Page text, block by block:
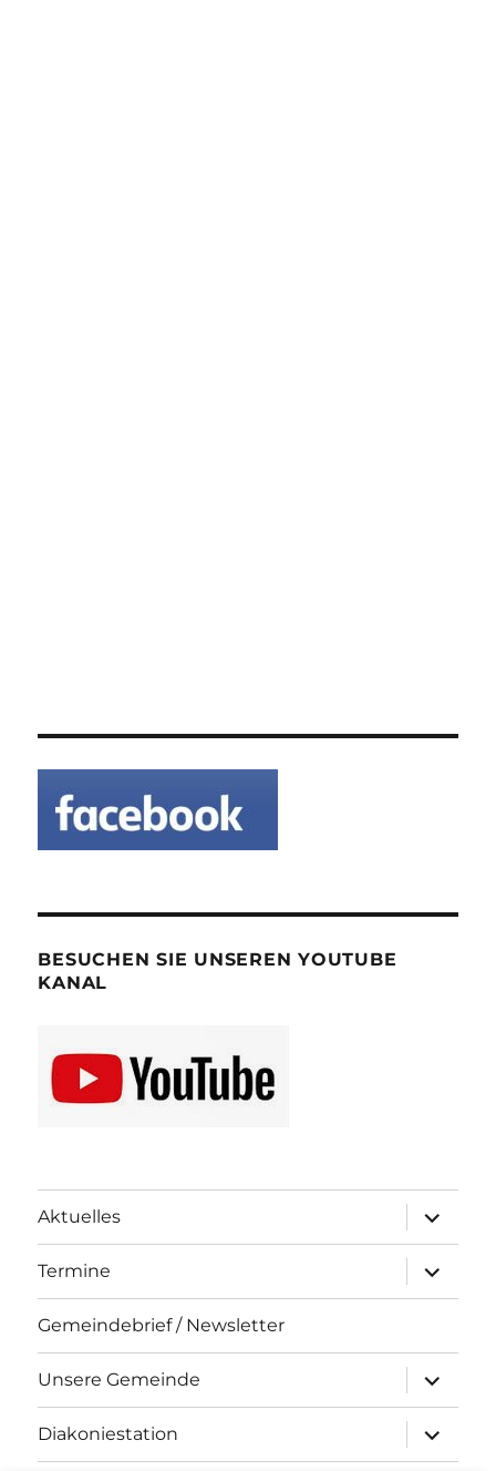
BESUCHEN SIE UNSEREN YOUTUBE
KANAL
Aktuelles
öffnen
Termine
öffnen
Gemeindebrief / Newsletter
Unsere Gemeinde
öffnen
Diakoniestation
öffnen